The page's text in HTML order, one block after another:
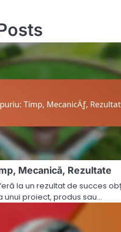
Mecanică, Rezultate
la un rezultat de succes
unui proiect, produs sau…